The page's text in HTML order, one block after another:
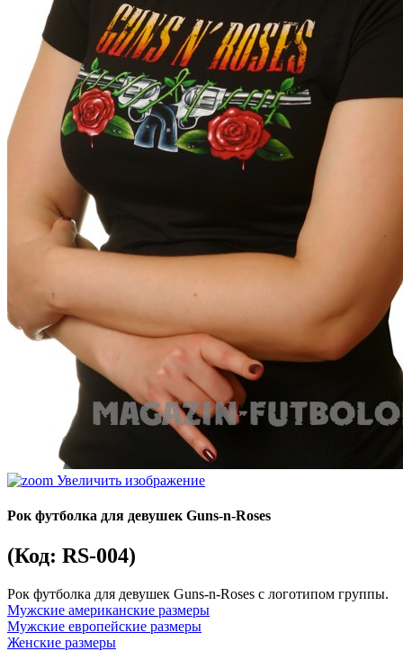
Увеличить изображение
Рок футболка для девушек Guns-n-Roses
(Код: RS-004)
Рок футболка для девушек Guns-n-Roses с логотипом группы.
Мужские американские размеры
Мужские европейские размеры
Женские размеры